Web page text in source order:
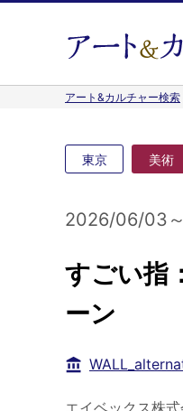
アート&カルチャー検索
東京 美術
2026/06/03
すごい指
ーン
エイベックス株